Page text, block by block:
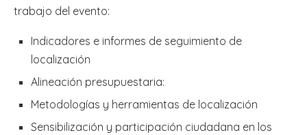
trabajo del evento:
Indicadores e informes de seguimiento de
localización
Alineación presupuestaria:
Metodologías y herramientas de localización
Sensibilización y participación ciudadana en los